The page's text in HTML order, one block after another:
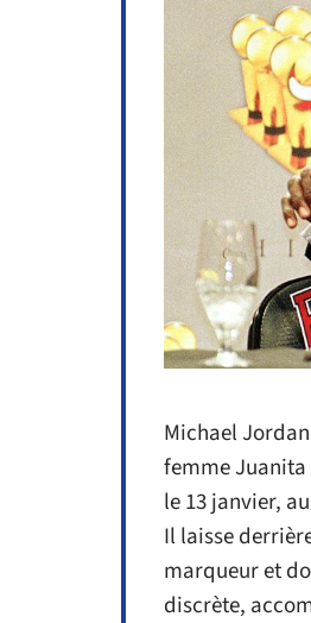
Michael
femme Juanita
le 13 janvier,
Il laisse
marqueur et
discrète,